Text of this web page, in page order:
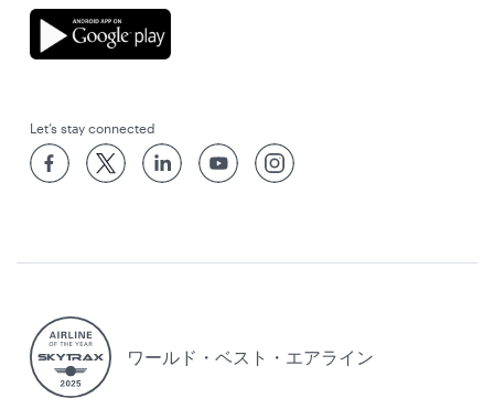
Let’s stay connected
ワールド・ベスト・エアライン